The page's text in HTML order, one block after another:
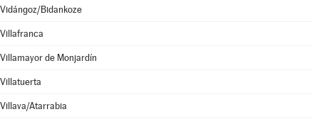
Vidángoz/Bidankoze
Villafranca
Villamayor de Monjardín
Villatuerta
Villava/Atarrabia